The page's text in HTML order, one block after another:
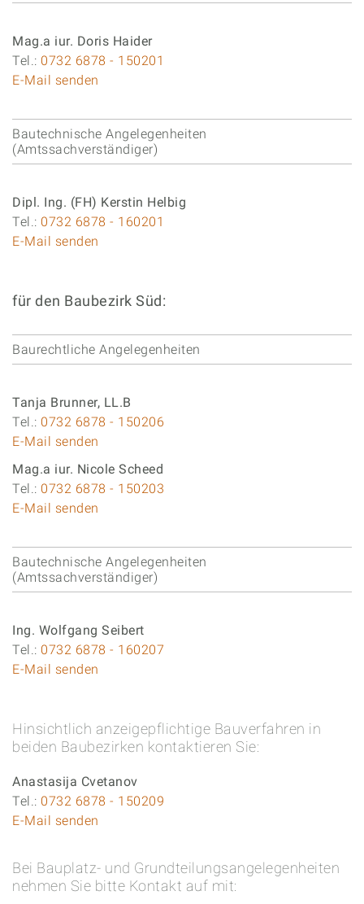
Mag.a iur. Doris Haider
Tel.: 0732 6878 - 150201
E-Mail senden
Bautechnische Angelegenheiten
(Amtssachverständiger)
Dipl. Ing. (FH) Kerstin Helbig
Tel.: 0732 6878 - 160201
E-Mail senden
für den Baubezirk Süd:
Baurechtliche Angelegenheiten
Tanja Brunner, LL.B
Tel.: 0732 6878 - 150206
E-Mail senden
Mag.a iur. Nicole Scheed
Tel.: 0732 6878 - 150203
E-Mail senden
Bautechnische Angelegenheiten
(Amtssachverständiger)
Ing. Wolfgang Seibert
Tel.: 0732 6878 - 160207
E-Mail senden
Hinsichtlich anzeigepflichtige Bauverfahren in
beiden Baubezirken kontaktieren Sie:
Anastasija Cvetanov
Tel.: 0732 6878 - 150209
E-Mail senden
Bei Bauplatz- und Grundteilungsangelegenheiten
nehmen Sie bitte Kontakt auf mit: